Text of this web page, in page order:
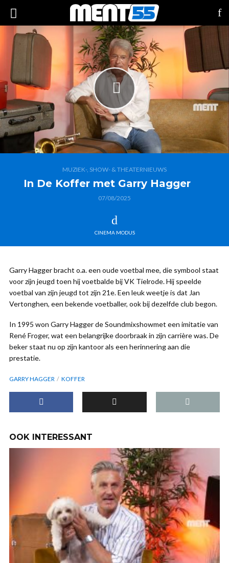
MUZIEK-, SHOW- & THEATERNIEUWS
In De Koffer met Garry Hagger
07/08/2025
CINEMA MODUS
Garry Hagger bracht o.a. een oude voetbal mee, die symbool staat
voor zijn jeugd toen hij voetbalde bij VK Tielrode. Hij speelde
voetbal van zijn jeugd tot zijn 21e. Een leuk weetje is dat Jan
Vertonghen, een bekende voetballer, ook bij dezelfde club begon.
In 1995 won Garry Hagger de Soundmixshowmet een imitatie van
René Froger, wat een belangrijke doorbraak in zijn carrière was. De
beker staat nu op zijn kantoor als een herinnering aan die
prestatie.
GARRY HAGGER KOFFER
OOK INTERESSANT